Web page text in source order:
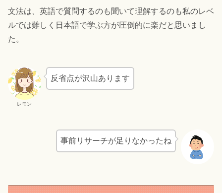
文法は、英語で質問するのも聞いて理解するのも私のレベ
ルでは難しく日本語で学ぶ方が圧倒的に楽だと思いまし
た。
レモン
反省点が沢山あります
事前リサーチが足りなかったね